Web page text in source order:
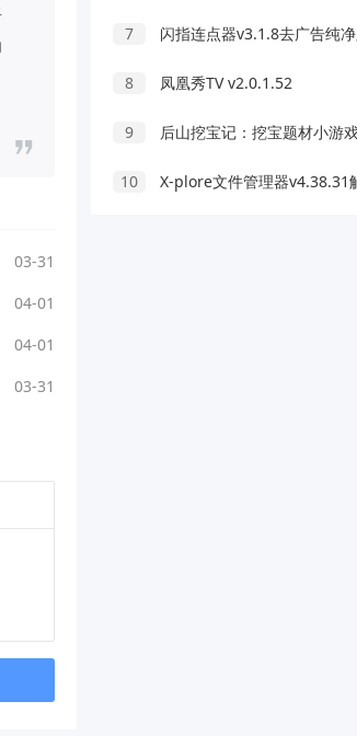
03-31
04-01
04-01
03-31
7 闪指连点器v3.1.8去广告纯
8 凤凰秀TV v2.0.1.52
9 后山挖宝记：挖宝题材小游戏，
10 X-plore文件管理器v4.38.31